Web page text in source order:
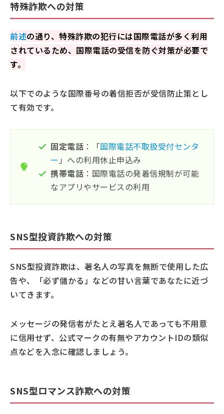
特殊詐欺への対策
前述の通り、特殊詐欺の犯行には国際電話が多く利用
されているため、国際電話の受信を防ぐ対策が必要で
す。
以下でのような国際番号の着信拒否が受信防止策とし
て有効です。
固定電話 ：「国際電話不取扱受付センタ
ー 」への利用休止申込み
携帯電話 ：国際電話の発着信規制が可能
なアプリやサービスの利用
SNS型投資詐欺への対策
SNS型投資詐欺は、著名人の写真を無断で使用した広
告や、「必ず儲かる」などの甘い言葉であなたに近づ
いてきます。
メッセージの発信者がたとえ著名人であっても不用意
に信用せず、公式マークの有無やアカウントIDの類似
点などを入念に確認しましょう。
SNS型ロマンス詐欺への対策